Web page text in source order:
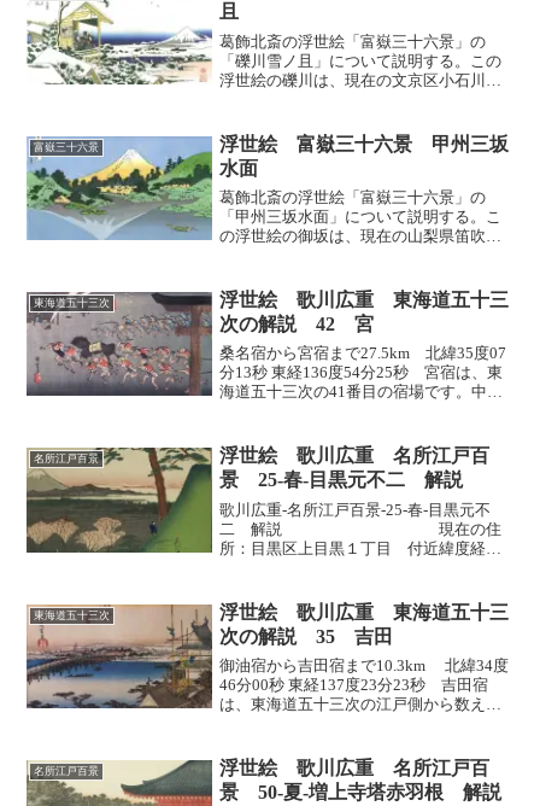
且
葛飾北斎の浮世絵「富嶽三十六景」の
「礫川雪ノ且」について説明する。この
浮世絵の礫川は、現在の文京区小石川付
流域一帯を言う。浮世絵の題名の「雪の
且」の「且」は「旦」の誤り...
富嶽三十六景
浮世絵 富嶽三十六景 甲州三坂
水面
葛飾北斎の浮世絵「富嶽三十六景」の
「甲州三坂水面」について説明する。こ
の浮世絵の御坂は、現在の山梨県笛吹市
しいものである。中央には赤茶けた山肌
をあらわにした夏の富士が描...
東海道五十三次
浮世絵 歌川広重 東海道五十三
次の解説 42 宮
桑名宿から宮宿まで27.5km 北緯35度07
分13秒 東経136度54分25秒 宮宿は、東
海道五十三次の41番目の宿場です。中山
と呼ばれることが多いです。幕府や尾張
藩...
名所江戸百景
浮世絵 歌川広重 名所江戸百
景 25-春-目黒元不二 解説
歌川広重-名所江戸百景-25-春-目黒元不
二 解説 現在の住
所：目黒区上目黒１丁目 付近緯度経
説＜１＞ はじめに「目黒元不二」は、
江...
東海道五十三次
浮世絵 歌川広重 東海道五十三
次の解説 35 吉田
御油宿から吉田宿まで10.3km 北緯34度
46分00秒 東経137度23分23秒 吉田宿
は、東海道五十三次の江戸側から数えて
場でした。江戸の日本橋より西方約2...
名所江戸百景
浮世絵 歌川広重 名所江戸百
景 50-夏-増上寺塔赤羽根 解説